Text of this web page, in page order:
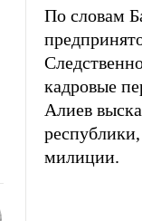
По словам
кадровые
Алиев
милиции.